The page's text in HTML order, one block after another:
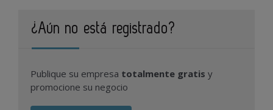
¿Aún no está registrado?
Publique su empresa totalmente gratis y
promocione su negocio